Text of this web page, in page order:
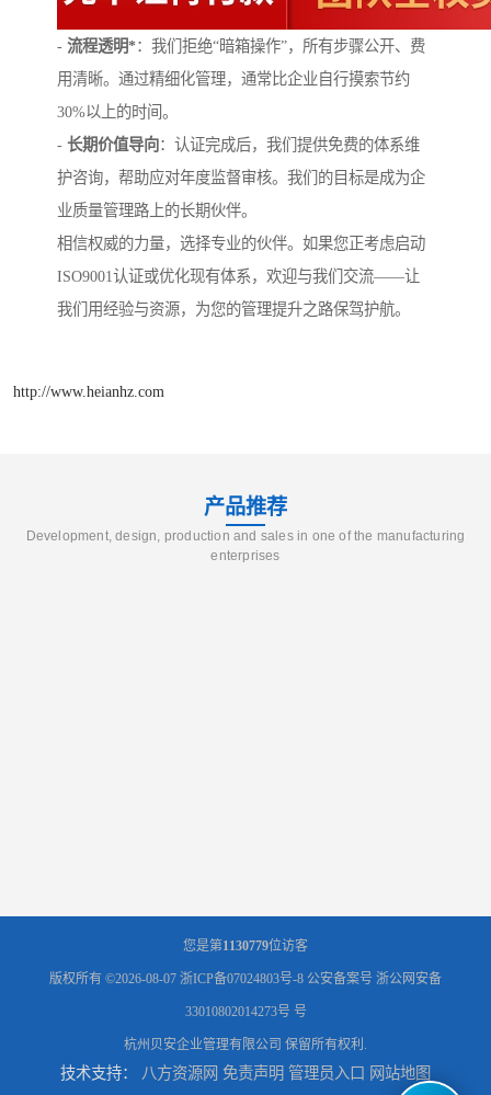
- 流程透明*：我们拒绝“暗箱操作”，所有步骤公开、费
用清晰。通过精细化管理，通常比企业自行摸索节约
30%以上的时间。
- 长期价值导向：认证完成后，我们提供免费的体系维
护咨询，帮助应对年度监督审核。我们的目标是成为企
业质量管理路上的长期伙伴。
相信权威的力量，选择专业的伙伴。如果您正考虑启动
ISO9001认证或优化现有体系，欢迎与我们交流——让
我们用经验与资源，为您的管理提升之路保驾护航。
http://www.heianhz.com
产品推荐
Development, design, production and sales in one of the manufacturing
enterprises
您是第1130779位访客
版权所有 ©2026-08-07 浙ICP备07024803号-8 公安备案号 浙公网安备
33010802014273号 号
杭州贝安企业管理有限公司 保留所有权利.
技术支持： 八方资源网 免责声明 管理员入口 网站地图